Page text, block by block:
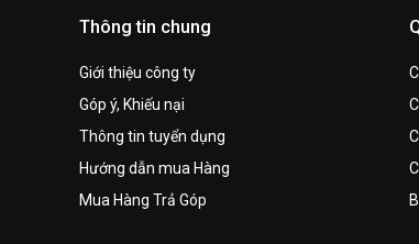
Thông tin chung
Giới thiệu công ty
Góp ý, Khiếu nại
Thông tin tuyển dụng
Hướng dẫn mua Hàng
Mua Hàng Trả Góp